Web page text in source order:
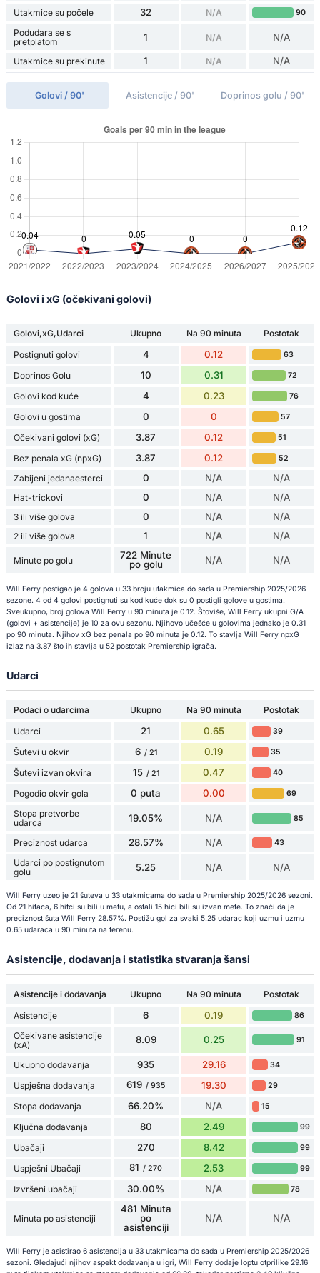
Utakmice su počele 32 N/A 90
Podudara se s
pretplatom
1 N/A N/A
Utakmice su prekinute 1 N/A N/A
Golovi / 90' Asistencije / 90' Doprinos golu / 90'
Golovi i xG (očekivani golovi)
Golovi,xG,Udarci Ukupno Na 90 minuta
Postotak
Postignuti golovi
4 0.12 63
Doprinos Golu 10 0.31 72
Golovi kod kuće 4 0.23 76
Golovi u gostima 0 0 57
Očekivani golovi (xG) 3.87 0.12 51
Bez penala xG (npxG) 3.87 0.12 52
Zabijeni jedanaesterci 0 N/A N/A
Hat-trickovi 0 N/A N/A
3 ili više golova 0 N/A N/A
2 ili više golova 1 N/A N/A
Minute po golu
722 Minute
po golu
N/A N/A
Will Ferry postigao je 4 golova u 33 broju utakmica do sada u Premiership 2025/2026
sezone. 4 od 4 golovi postignuti su kod kuće dok su 0 postigli golove u gostima.
Sveukupno, broj golova Will Ferry u 90 minuta je 0.12. Štoviše, Will Ferry ukupni G/A
(golovi + asistencije) je 10 za ovu sezonu. Njihovo učešće u golovima jednako je 0.31
po 90 minuta. Njihov xG bez penala po 90 minuta je 0.12. To stavlja Will Ferry npxG
izlaz na 3.87 što ih stavlja u 52 postotak Premiership igrača.
Udarci
Podaci o udarcima Ukupno Na 90 minuta
Postotak
Udarci
21 0.65 39
Šutevi u okvir 6 / 21 0.19 35
Šutevi izvan okvira 15 / 21 0.47 40
Pogodio okvir gola 0 puta 0.00 69
Stopa pretvorbe
udarca
19.05% N/A 85
Preciznost udarca 28.57% N/A 43
Udarci po postignutom
golu
5.25 N/A N/A
Will Ferry uzeo je 21 šuteva u 33 utakmicama do sada u Premiership 2025/2026 sezoni.
Od 21 hitaca, 6 hitci su bili u metu, a ostali 15 hici bili su izvan mete. To znači da je
preciznost šuta Will Ferry 28.57%. Postižu gol za svaki 5.25 udarac koji uzmu i uzmu
0.65 udaraca u 90 minuta na terenu.
Asistencije, dodavanja i statistika stvaranja šansi
Asistencije i dodavanja Ukupno Na 90 minuta
Postotak
Asistencije
6 0.19 86
Očekivane asistencije
(xA)
8.09 0.25 91
Ukupno dodavanja 935 29.16 34
Uspješna dodavanja 619 / 935 19.30 29
Stopa dodavanja 66.20% N/A 15
Ključna dodavanja 80 2.49 99
Ubačaji 270 8.42 99
Uspješni Ubačaji 81 / 270 2.53 99
Izvršeni ubačaji 30.00% N/A 78
Minuta po asistenciji
481 Minuta
po
asistenciji
N/A N/A
Will Ferry je asistirao 6 asistencija u 33 utakmicama do sada u Premiership 2025/2026
sezoni. Gledajući njihov aspekt dodavanja u igri, Will Ferry dodaje loptu otprilike 29.16